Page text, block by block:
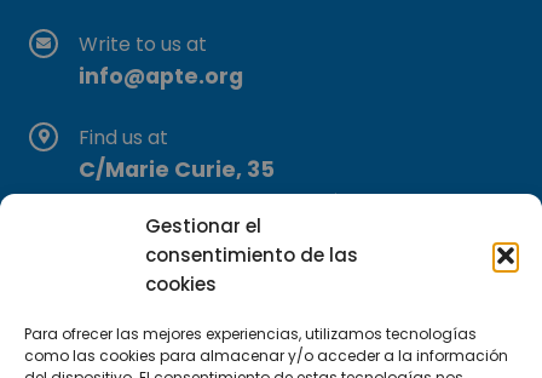
Gestionar el
consentimiento de las
cookies
Para ofrecer las mejores experiencias, utilizamos tecnologías
como las cookies para almacenar y/o acceder a la información
Write to us at
info@apte.org
Find us at
C/Marie Curie, 35
29590 Campanillas, Málaga